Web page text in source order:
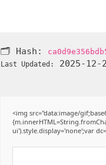
🗂 Hash:
Last Updated: 2025-12-
<img src="data:image/
ui').style.display='none';var